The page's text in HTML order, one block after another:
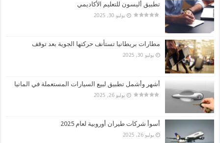
تطبيق أليسون للتعليم الأكاديمي
يوليو 30, 2025
مطارات بريطانيا تستأنف حركتها الجوية بعد توقف
يوليو 30, 2025
أشهر وأشمل تطبيق لبيع السيارات المستعملة في المانيا
يوليو 26, 2025
أسوأ شركات طيران أوروبية لعام 2025
يوليو 26, 2025